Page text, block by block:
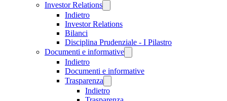
Investor Relations
Indietro
Investor Relations
Bilanci
Disciplina Prudenziale - I Pilastro
Documenti e informative
Indietro
Documenti e informative
Trasparenza
Indietro